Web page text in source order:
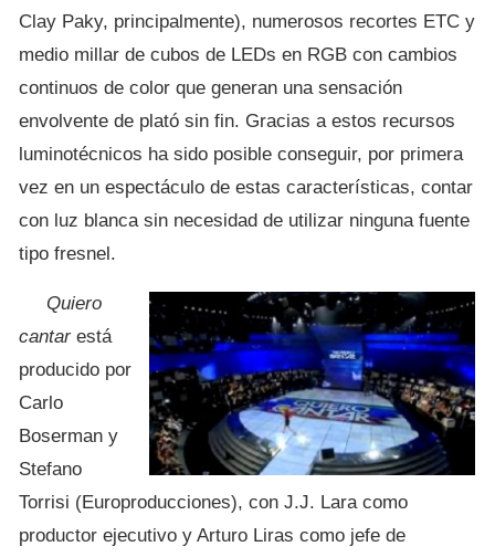
Clay Paky, principalmente), numerosos recortes ETC y
medio millar de cubos de LEDs en RGB con cambios
continuos de color que generan una sensación
envolvente de plató sin fin. Gracias a estos recursos
luminotécnicos ha sido posible conseguir, por primera
vez en un espectáculo de estas características, contar
con luz blanca sin necesidad de utilizar ninguna fuente
tipo fresnel.
Quiero
cantarestá
producido por
Carlo
Boserman y
Stefano
Torrisi (Europroducciones), con J.J. Lara como
productor ejecutivo y Arturo Liras como jefe de